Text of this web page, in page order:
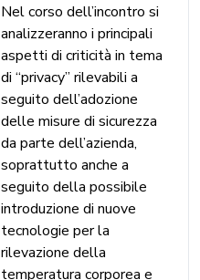
Nel corso dell’incontro si
analizzeranno i principali
aspetti di criticità in tema
di “privacy” rilevabili a
seguito dell’adozione
delle misure di sicurezza
da parte dell’azienda,
soprattutto anche a
seguito della possibile
introduzione di nuove
tecnologie per la
rilevazione della
temperatura corporea e